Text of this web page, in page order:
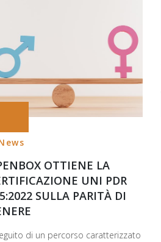
OTTIENE LA
UNI PDR
SULLA PARITÀ DI
di un percorso caratterizzato